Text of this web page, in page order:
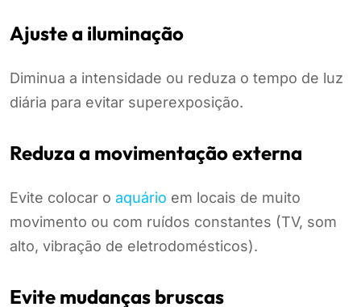
Ajuste a iluminação
Diminua a intensidade ou reduza o tempo de luz
diária para evitar superexposição.
Reduza a movimentação externa
Evite colocar o aquário em locais de muito
movimento ou com ruídos constantes (TV, som
alto, vibração de eletrodomésticos).
Evite mudanças bruscas